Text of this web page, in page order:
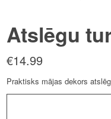
Atslēgu
€14.99
Praktisks mājas dekors